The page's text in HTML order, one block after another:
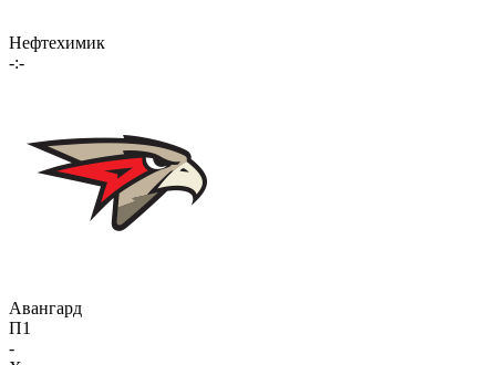
Нефтехимик
-:-
Авангард
П1
-